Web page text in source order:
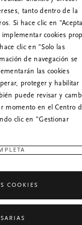
Prueba a
tanto dentro de la
Si hace clic en
cookies
clic en "Solo las
de navegación se
las cookies
proteger y habilitar
puede revisar y
momento en el Centro
clic en "Gestionar
COOKIES